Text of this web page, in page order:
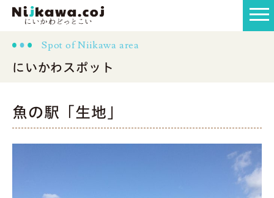
Spot of Niikawa area
にいかわスポット
魚の駅「生地」